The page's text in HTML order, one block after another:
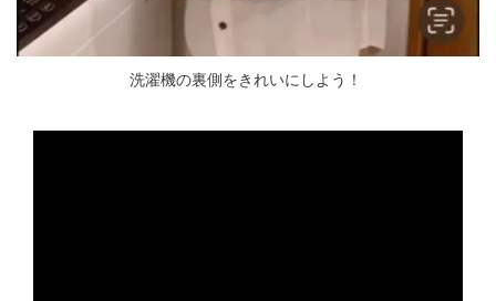
洗濯機の裏側をきれいにしよう！